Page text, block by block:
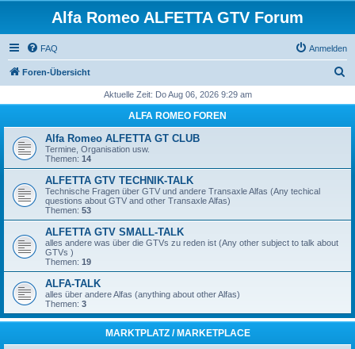
Alfa Romeo ALFETTA GTV Forum
FAQ Anmelden
Foren-Übersicht
h
Aktuelle Zeit: Do Aug 06, 2026 9:29 am
ALFA ROMEO FOREN
Alfa Romeo ALFETTA GT CLUB
Termine, Organisation usw.
Themen: 14
ALFETTA GTV TECHNIK-TALK
Technische Fragen über GTV und andere Transaxle Alfas (Any techical
questions about GTV and other Transaxle Alfas)
Themen: 53
ALFETTA GTV SMALL-TALK
alles andere was über die GTVs zu reden ist (Any other subject to talk about
GTVs )
Themen: 19
ALFA-TALK
alles über andere Alfas (anything about other Alfas)
Themen: 3
MARKTPLATZ / MARKETPLACE